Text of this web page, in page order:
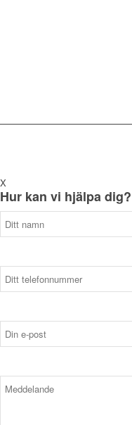
X
Hur kan vi hjälpa dig?